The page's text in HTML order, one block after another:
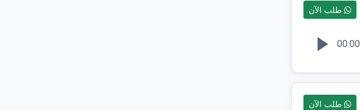
طلب الآن
00:00
طلب الآن